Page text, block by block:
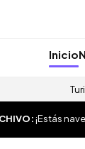
Inicio
¡Estás